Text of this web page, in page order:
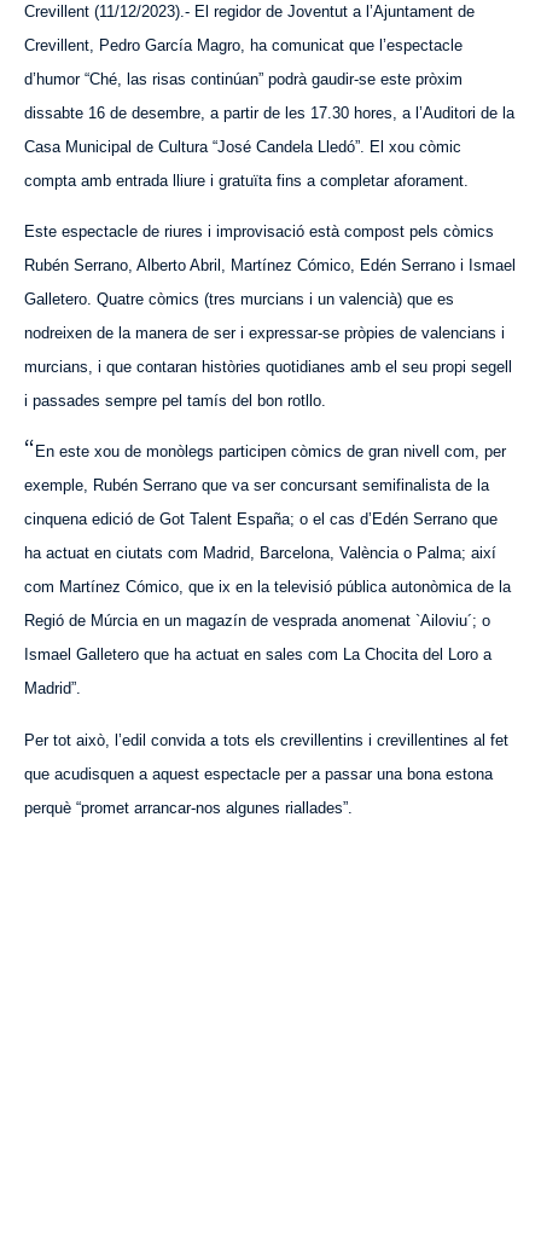
Crevillent (11/12/2023).- El regidor de Joventut a l’Ajuntament de
Crevillent, Pedro García Magro, ha comunicat que l’espectacle
d’humor “Ché, las risas continúan” podrà gaudir-se este pròxim
dissabte 16 de desembre, a partir de les 17.30 hores, a l’Auditori de la
Casa Municipal de Cultura “José Candela Lledó”. El xou còmic
compta amb entrada lliure i gratuïta fins a completar aforament.
Este espectacle de riures i improvisació està compost pels còmics
Rubén Serrano, Alberto Abril, Martínez Cómico, Edén Serrano i Ismael
Galletero. Quatre còmics (tres murcians i un valencià) que es
nodreixen de la manera de ser i expressar-se pròpies de valencians i
murcians, i que contaran històries quotidianes amb el seu propi segell
i passades sempre pel tamís del bon rotllo.
“ En este xou de monòlegs participen còmics de gran nivell com, per
exemple, Rubén Serrano que va ser concursant semifinalista de la
cinquena edició de Got Talent España; o el cas d’Edén Serrano que
ha actuat en ciutats com Madrid, Barcelona, València o Palma; així
com Martínez Cómico, que ix en la televisió pública autonòmica de la
Regió de Múrcia en un magazín de vesprada anomenat `Ailoviu´; o
Ismael Galletero que ha actuat en sales com La Chocita del Loro a
Madrid”.
Per tot això, l’edil convida a tots els crevillentins i crevillentines al fet
que acudisquen a aquest espectacle per a passar una bona estona
perquè “promet arrancar-nos algunes riallades”.